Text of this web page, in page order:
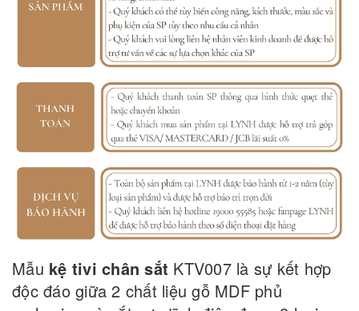
Mẫu kệ tivi chân sắt KTV007 là sự kết hợp
độc đáo giữa 2 chất liệu gỗ MDF phủ